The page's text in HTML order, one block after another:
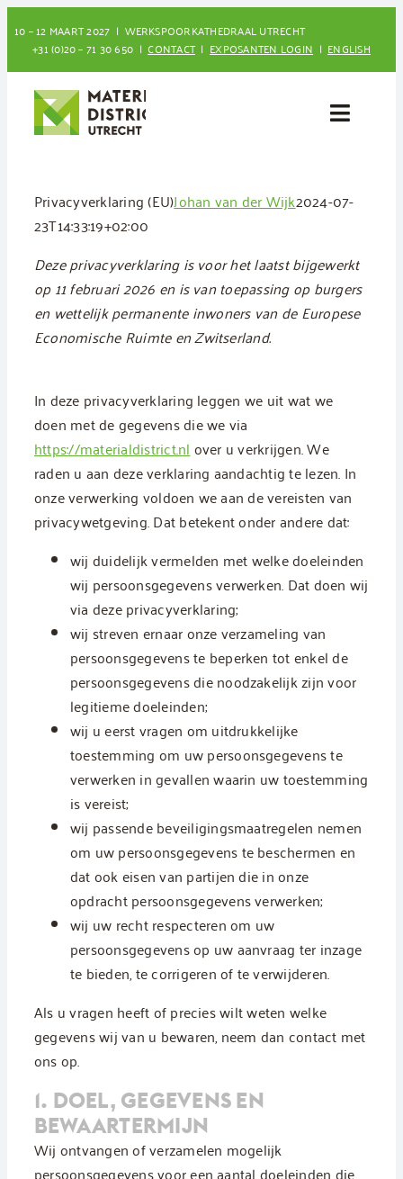
naar
inhoud
10 – 12 MAART 2027 | WERKSPOORKATHEDRAAL UTRECHT
+31 (0)20 – 71 30 650 | CONTACT| EXPOSANTEN LOGIN | ENGLISH
Toggle
Privacyverklaring (EU)Johan van der Wijk2024-07-
23T14:33:19+02:00
Deze privacyverklaring is voor het laatst bijgewerkt
op 11 februari 2026 en is van toepassing op burgers
en wettelijk permanente inwoners van de Europese
Economische Ruimte en Zwitserland.
In deze privacyverklaring leggen we uit wat we
doen met de gegevens die we via
https://materialdistrict.nl over u verkrijgen. We
raden u aan deze verklaring aandachtig te lezen. In
onze verwerking voldoen we aan de vereisten van
privacywetgeving. Dat betekent onder andere dat:
wij duidelijk vermelden met welke doeleinden
wij persoonsgegevens verwerken. Dat doen wij
via deze privacyverklaring;
wij streven ernaar onze verzameling van
persoonsgegevens te beperken tot enkel de
persoonsgegevens die noodzakelijk zijn voor
legitieme doeleinden;
wij u eerst vragen om uitdrukkelijke
toestemming om uw persoonsgegevens te
verwerken in gevallen waarin uw toestemming
is vereist;
wij passende beveiligingsmaatregelen nemen
om uw persoonsgegevens te beschermen en
dat ook eisen van partijen die in onze
opdracht persoonsgegevens verwerken;
wij uw recht respecteren om uw
persoonsgegevens op uw aanvraag ter inzage
te bieden, te corrigeren of te verwijderen.
Als u vragen heeft of precies wilt weten welke
gegevens wij van u bewaren, neem dan contact met
ons op.
1. DOEL, GEGEVENS EN
BEWAARTERMIJN
Wij ontvangen of verzamelen mogelijk
persoonsgegevens voor een aantal doeleinden die